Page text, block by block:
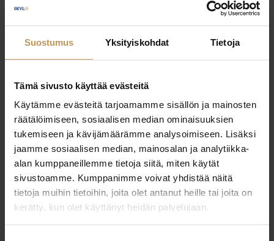
Suostumus Yksityiskohdat Tietoja
Tämä sivusto käyttää evästeitä
Käytämme evästeitä tarjoamamme sisällön ja mainosten
räätälöimiseen, sosiaalisen median ominaisuuksien
tukemiseen ja kävijämäärämme analysoimiseen. Lisäksi
jaamme sosiaalisen median, mainosalan ja analytiikka-
alan kumppaneillemme tietoja siitä, miten käytät
sivustoamme. Kumppanimme voivat yhdistää näitä
tietoja muihin tietoihin, joita olet antanut heille tai joita on
kerätty, kun olet käyttänyt heidän palvelujaan.
Kieli:
Peter Ekblad
Turunmaan Kiinteistöt Oy Lkv
Myyntipäällikkö,
kaupanvahvistaja